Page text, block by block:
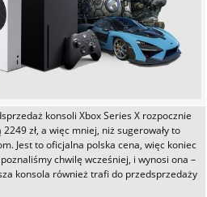
konsoli Xbox Series X rozpocznie
zł, a więc mniej, niż sugerowały to
Jest to oficjalna polska cena, więc koniec
chwilę wcześniej, i wynosi ona –
konsola również trafi do przedsprzedaży